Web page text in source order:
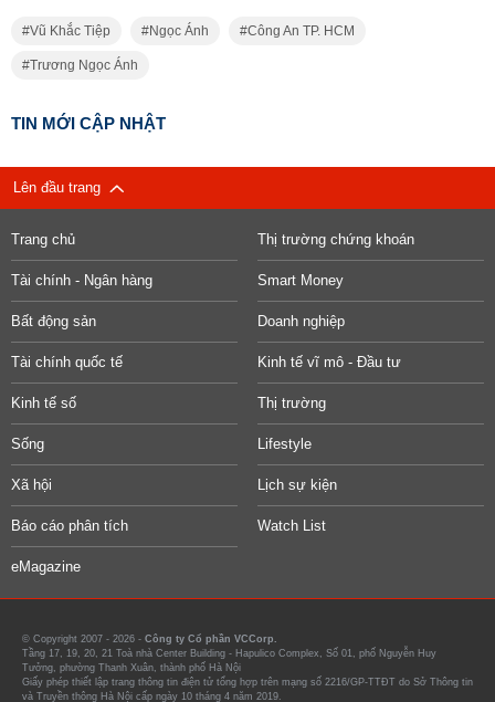
Vũ Khắc Tiệp Ngọc Ánh Công An TP. HCM
Trương Ngọc Ánh
TIN MỚI CẬP NHẬT
Lên đầu trang
Trang chủ Thị trường chứng khoán
Tài chính - Ngân hàng Smart Money
Bất động sản Doanh nghiệp
Tài chính quốc tế Kinh tế vĩ mô - Đầu tư
Kinh tế số Thị trường
Sống Lifestyle
Xã hội Lịch sự kiện
Báo cáo phân tích Watch List
eMagazine
© Copyright 2007 - 2026 - Công ty Cổ phần VCCorp.
Tầng 17, 19, 20, 21 Toà nhà Center Building - Hapulico Complex, Số 01, phố Nguyễn Huy
Tưởng, phường Thanh Xuân, thành phố Hà Nội
Giấy phép thiết lập trang thông tin điện tử tổng hợp trên mạng số 2216/GP-TTĐT do Sở Thông tin
và Truyền thông Hà Nội cấp ngày 10 tháng 4 năm 2019.